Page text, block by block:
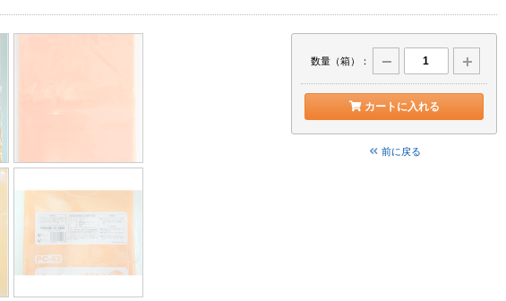
数量（箱）：
カートに入れる
前に戻る